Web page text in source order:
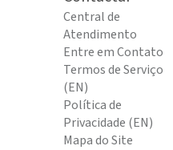
Central de
Atendimento
Entre em Contato
Termos de Serviço
(EN)
Política de
Privacidade (EN)
Mapa do Site